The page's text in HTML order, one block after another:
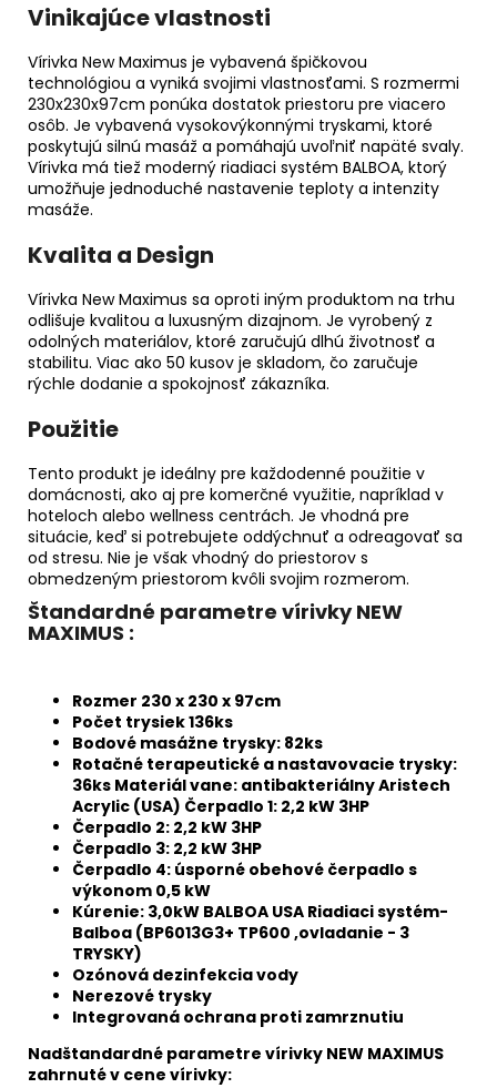
Vinikajúce vlastnosti
Vírivka New Maximus je vybavená špičkovou
technológiou a vyniká svojimi vlastnosťami. S rozmermi
230x230x97cm ponúka dostatok priestoru pre viacero
osôb. Je vybavená vysokovýkonnými tryskami, ktoré
poskytujú silnú masáž a pomáhajú uvoľniť napäté svaly.
Vírivka má tiež moderný riadiaci systém BALBOA, ktorý
umožňuje jednoduché nastavenie teploty a intenzity
masáže.
Kvalita a Design
Vírivka New Maximus sa oproti iným produktom na trhu
odlišuje kvalitou a luxusným dizajnom. Je vyrobený z
odolných materiálov, ktoré zaručujú dlhú životnosť a
stabilitu. Viac ako 50 kusov je skladom, čo zaručuje
rýchle dodanie a spokojnosť zákazníka.
Použitie
Tento produkt je ideálny pre každodenné použitie v
domácnosti, ako aj pre komerčné využitie, napríklad v
hoteloch alebo wellness centrách. Je vhodná pre
situácie, keď si potrebujete oddýchnuť a odreagovať sa
od stresu. Nie je však vhodný do priestorov s
obmedzeným priestorom kvôli svojim rozmerom.
Štandardné parametre vírivky NEW
MAXIMUS :
Rozmer 230 x 230 x 97cm
Počet trysiek 136ks
Bodové masážne trysky: 82ks
Rotačné terapeutické a nastavovacie trysky:
36ks Materiál vane: antibakteriálny Aristech
Acrylic (USA) Čerpadlo 1: 2,2 kW 3HP
Čerpadlo 2: 2,2 kW 3HP
Čerpadlo 3: 2,2 kW 3HP
Čerpadlo 4: úsporné obehové čerpadlo s
výkonom 0,5 kW
Kúrenie: 3,0kW BALBOA USA Riadiaci systém-
Balboa (BP6013G3+ TP600 ,ovladanie - 3
TRYSKY)
Ozónová dezinfekcia vody
Nerezové trysky
Integrovaná ochrana proti zamrznutiu
Nadštandardné parametre vírivky NEW MAXIMUS
zahrnuté v cene vírivky: